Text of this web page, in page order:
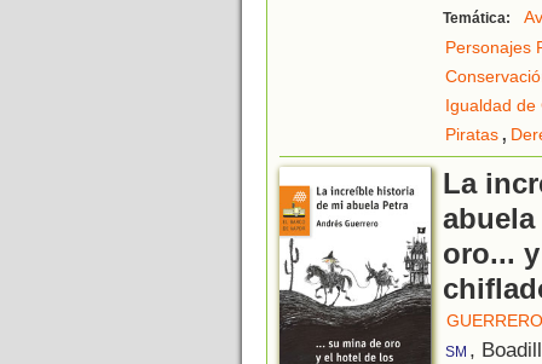
Temática:
Personajes
Igualdad de
Piratas,
La
oro...
SM ,